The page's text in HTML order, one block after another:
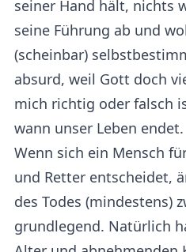
seiner Hand hält, nichts
seine Führung ab und
(scheinbar)
absurd, weil Gott doch
mich richtig oder falsch
wann unser Leben endet.
Wenn sich ein Mensch
und Retter entscheidet,
des Todes (mindestens)
grundlegend. Natürlich